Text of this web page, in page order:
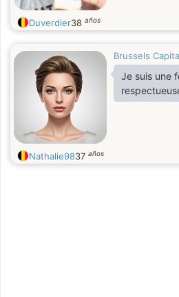
Duverdier38 años
Brussels
Je suis une
Nathalie9837 años